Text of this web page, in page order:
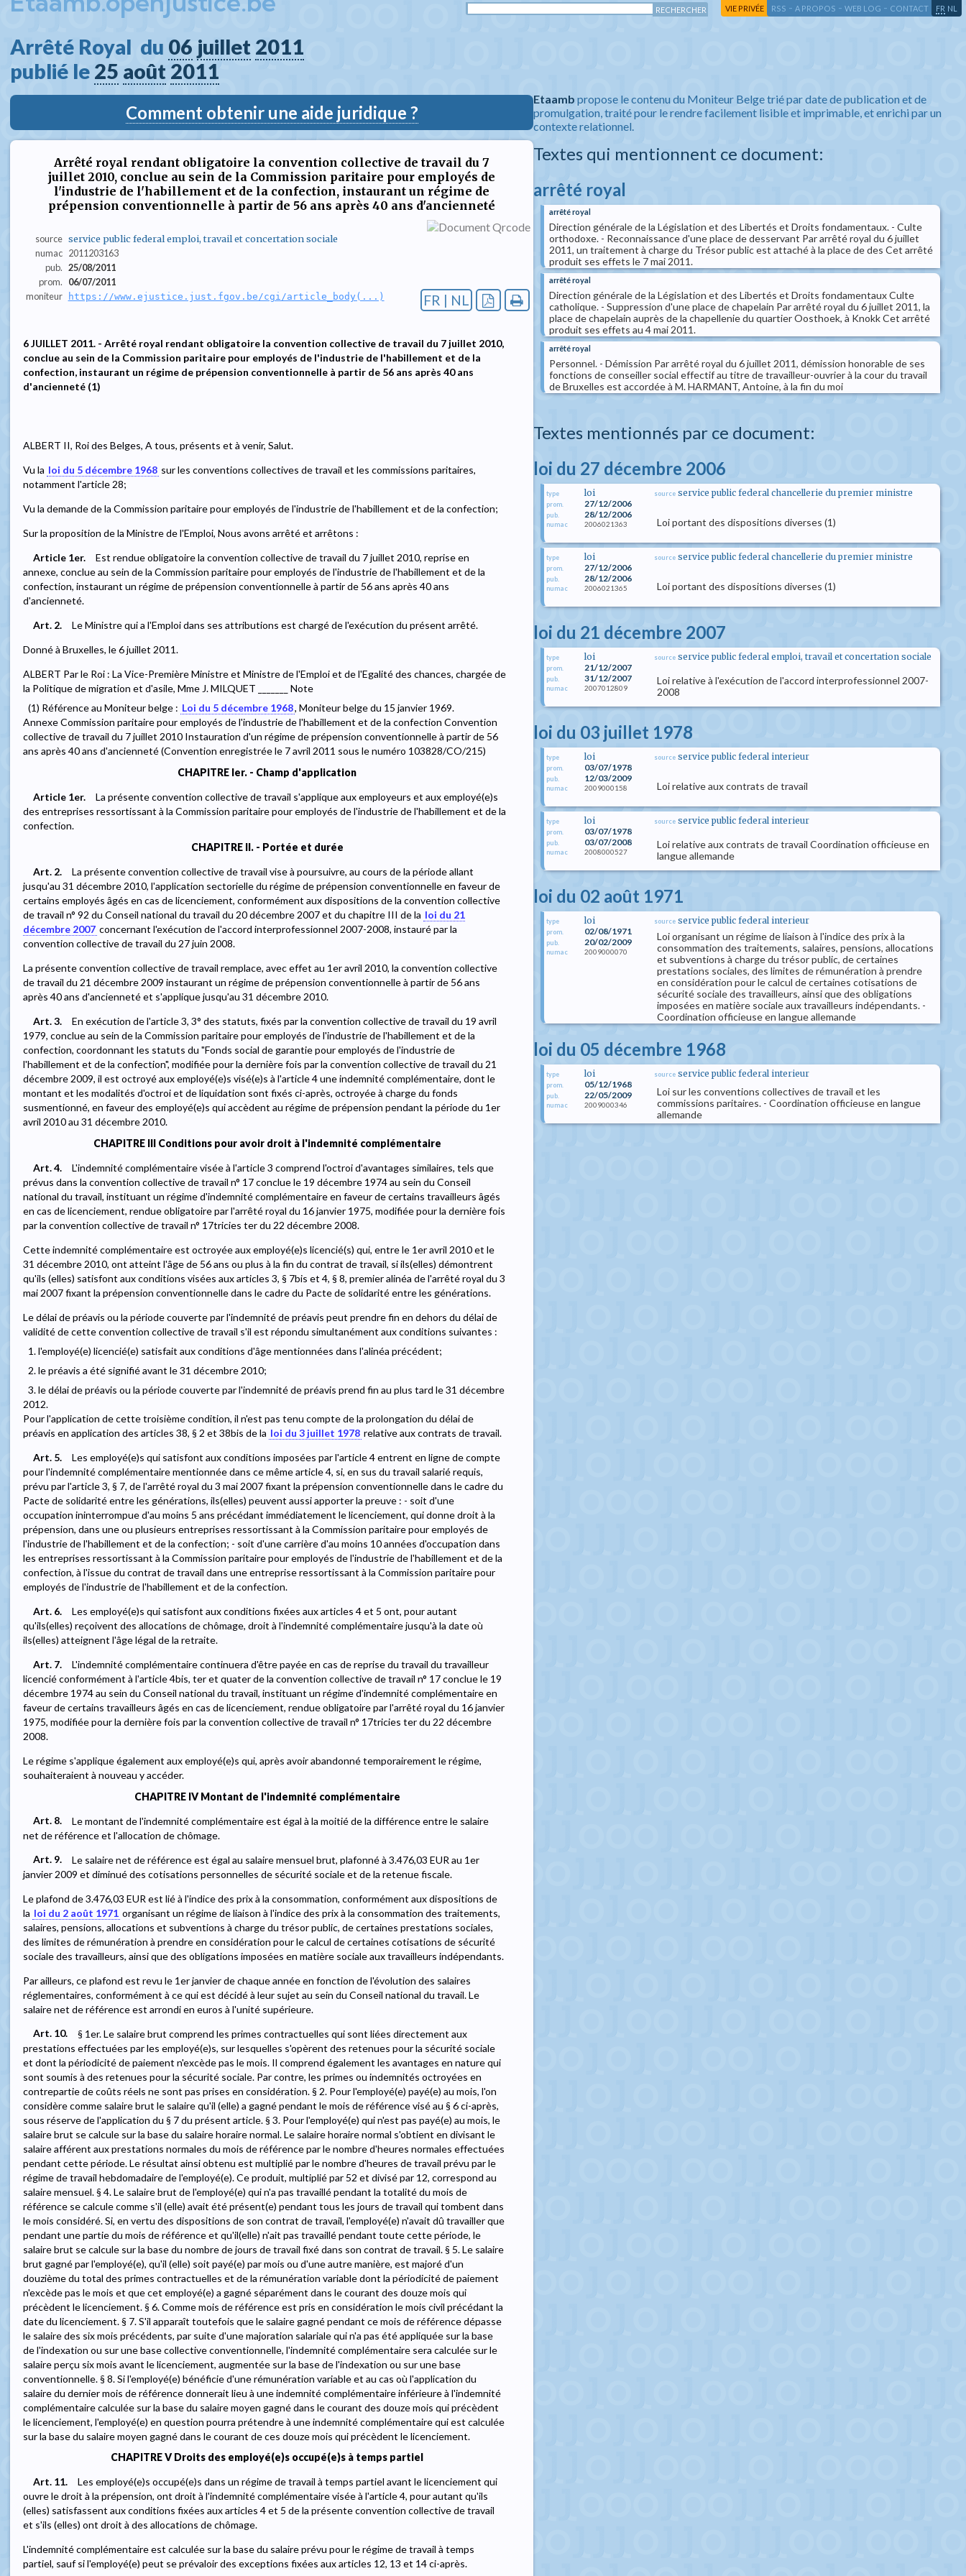
VIE PRIVÉE RSS - A PROPOS - WEB LOG - CONTACT FR NL
Arrêté Royal  du 06 juillet 2011
publié le 25 août 2011
Comment obtenir une aide juridique ?
Arrêté royal rendant obligatoire la convention collective de travail du 7
juillet 2010, conclue au sein de la Commission paritaire pour employés de
l'industrie de l'habillement et de la confection, instaurant un régime de
prépension conventionnelle à partir de 56 ans après 40 ans d'ancienneté
source service public federal emploi, travail et concertation sociale
numac 2011203163
pub. 25/08/2011
prom.
06/07/2011
moniteur
https://www.ejustice.just.fgov.be/cgi/article_body(...) FR | NL
6 JUILLET 2011. - Arrêté royal rendant obligatoire la convention collective de travail du 7 juillet 2010,
conclue au sein de la Commission paritaire pour employés de l'industrie de l'habillement et de la
confection, instaurant un régime de prépension conventionnelle à partir de 56 ans après 40 ans
d'ancienneté (1)
ALBERT II, Roi des Belges, A tous, présents et à venir, Salut.
Vu la loi du 5 décembre 1968 sur les conventions collectives de travail et les commissions paritaires,
notamment l'article 28;
Vu la demande de la Commission paritaire pour employés de l'industrie de l'habillement et de la confection;
Sur la proposition de la Ministre de l'Emploi, Nous avons arrêté et arrêtons :
Article 1er.
Est rendue obligatoire la convention collective de travail du 7 juillet 2010, reprise en
annexe, conclue au sein de la Commission paritaire pour employés de l'industrie de l'habillement et de la
confection, instaurant un régime de prépension conventionnelle à partir de 56 ans après 40 ans
d'ancienneté.
Art. 2.
Le Ministre qui a l'Emploi dans ses attributions est chargé de l'exécution du présent arrêté.
Donné à Bruxelles, le 6 juillet 2011.
ALBERT Par le Roi : La Vice-Première Ministre et Ministre de l'Emploi et de l'Egalité des chances, chargée de
la Politique de migration et d'asile, Mme J. MILQUET _______ Note
(1) Référence au Moniteur belge : Loi du 5 décembre 1968, Moniteur belge du 15 janvier 1969.
Annexe Commission paritaire pour employés de l'industrie de l'habillement et de la confection Convention
collective de travail du 7 juillet 2010 Instauration d'un régime de prépension conventionnelle à partir de 56
ans après 40 ans d'ancienneté (Convention enregistrée le 7 avril 2011 sous le numéro 103828/CO/215)
CHAPITRE Ier. - Champ d'application
Article 1er.
La présente convention collective de travail s'applique aux employeurs et aux employé(e)s
des entreprises ressortissant à la Commission paritaire pour employés de l'industrie de l'habillement et de la
confection.
CHAPITRE II. - Portée et durée
Art. 2.
La présente convention collective de travail vise à poursuivre, au cours de la période allant
jusqu'au 31 décembre 2010, l'application sectorielle du régime de prépension conventionnelle en faveur de
certains employés âgés en cas de licenciement, conformément aux dispositions de la convention collective
de travail n° 92 du Conseil national du travail du 20 décembre 2007 et du chapitre III de la loi du 21
décembre 2007 concernant l'exécution de l'accord interprofessionnel 2007-2008, instauré par la
convention collective de travail du 27 juin 2008.
La présente convention collective de travail remplace, avec effet au 1er avril 2010, la convention collective
de travail du 21 décembre 2009 instaurant un régime de prépension conventionnelle à partir de 56 ans
après 40 ans d'ancienneté et s'applique jusqu'au 31 décembre 2010.
Art. 3.
En exécution de l'article 3, 3° des statuts, fixés par la convention collective de travail du 19 avril
1979, conclue au sein de la Commission paritaire pour employés de l'industrie de l'habillement et de la
confection, coordonnant les statuts du "Fonds social de garantie pour employés de l'industrie de
l'habillement et de la confection", modifiée pour la dernière fois par la convention collective de travail du 21
décembre 2009, il est octroyé aux employé(e)s visé(e)s à l'article 4 une indemnité complémentaire, dont le
montant et les modalités d'octroi et de liquidation sont fixés ci-après, octroyée à charge du fonds
susmentionné, en faveur des employé(e)s qui accèdent au régime de prépension pendant la période du 1er
avril 2010 au 31 décembre 2010.
CHAPITRE III Conditions pour avoir droit à l'indemnité complémentaire
Art. 4.
L'indemnité complémentaire visée à l'article 3 comprend l'octroi d'avantages similaires, tels que
prévus dans la convention collective de travail n° 17 conclue le 19 décembre 1974 au sein du Conseil
national du travail, instituant un régime d'indemnité complémentaire en faveur de certains travailleurs âgés
en cas de licenciement, rendue obligatoire par l'arrêté royal du 16 janvier 1975, modifiée pour la dernière fois
par la convention collective de travail n° 17tricies ter du 22 décembre 2008.
Cette indemnité complémentaire est octroyée aux employé(e)s licencié(s) qui, entre le 1er avril 2010 et le
31 décembre 2010, ont atteint l'âge de 56 ans ou plus à la fin du contrat de travail, si ils(elles) démontrent
qu'ils (elles) satisfont aux conditions visées aux articles 3, § 7bis et 4, § 8, premier alinéa de l'arrêté royal du 3
mai 2007 fixant la prépension conventionnelle dans le cadre du Pacte de solidarité entre les générations.
Le délai de préavis ou la période couverte par l'indemnité de préavis peut prendre fin en dehors du délai de
validité de cette convention collective de travail s'il est répondu simultanément aux conditions suivantes :
1. l'employé(e) licencié(e) satisfait aux conditions d'âge mentionnées dans l'alinéa précédent;
2. le préavis a été signifié avant le 31 décembre 2010;
3. le délai de préavis ou la période couverte par l'indemnité de préavis prend fin au plus tard le 31 décembre
2012.
Pour l'application de cette troisième condition, il n'est pas tenu compte de la prolongation du délai de
préavis en application des articles 38, § 2 et 38bis de la loi du 3 juillet 1978 relative aux contrats de travail.
Art. 5.
Les employé(e)s qui satisfont aux conditions imposées par l'article 4 entrent en ligne de compte
pour l'indemnité complémentaire mentionnée dans ce même article 4, si, en sus du travail salarié requis,
prévu par l'article 3, § 7, de l'arrêté royal du 3 mai 2007 fixant la prépension conventionnelle dans le cadre du
Pacte de solidarité entre les générations, ils(elles) peuvent aussi apporter la preuve : - soit d'une
occupation ininterrompue d'au moins 5 ans précédant immédiatement le licenciement, qui donne droit à la
prépension, dans une ou plusieurs entreprises ressortissant à la Commission paritaire pour employés de
l'industrie de l'habillement et de la confection; - soit d'une carrière d'au moins 10 années d'occupation dans
les entreprises ressortissant à la Commission paritaire pour employés de l'industrie de l'habillement et de la
confection, à l'issue du contrat de travail dans une entreprise ressortissant à la Commission paritaire pour
employés de l'industrie de l'habillement et de la confection.
Art. 6.
Les employé(e)s qui satisfont aux conditions fixées aux articles 4 et 5 ont, pour autant
qu'ils(elles) reçoivent des allocations de chômage, droit à l'indemnité complémentaire jusqu'à la date où
ils(elles) atteignent l'âge légal de la retraite.
Art. 7.
L'indemnité complémentaire continuera d'être payée en cas de reprise du travail du travailleur
licencié conformément à l'article 4bis, ter et quater de la convention collective de travail n° 17 conclue le 19
décembre 1974 au sein du Conseil national du travail, instituant un régime d'indemnité complémentaire en
faveur de certains travailleurs âgés en cas de licenciement, rendue obligatoire par l'arrêté royal du 16 janvier
1975, modifiée pour la dernière fois par la convention collective de travail n° 17tricies ter du 22 décembre
2008.
Le régime s'applique également aux employé(e)s qui, après avoir abandonné temporairement le régime,
souhaiteraient à nouveau y accéder.
CHAPITRE IV Montant de l'indemnité complémentaire
Art. 8.
Le montant de l'indemnité complémentaire est égal à la moitié de la différence entre le salaire
net de référence et l'allocation de chômage.
Art. 9.
Le salaire net de référence est égal au salaire mensuel brut, plafonné à 3.476,03 EUR au 1er
janvier 2009 et diminué des cotisations personnelles de sécurité sociale et de la retenue fiscale.
Le plafond de 3.476,03 EUR est lié à l'indice des prix à la consommation, conformément aux dispositions de
la loi du 2 août 1971 organisant un régime de liaison à l'indice des prix à la consommation des traitements,
salaires, pensions, allocations et subventions à charge du trésor public, de certaines prestations sociales,
des limites de rémunération à prendre en considération pour le calcul de certaines cotisations de sécurité
sociale des travailleurs, ainsi que des obligations imposées en matière sociale aux travailleurs indépendants.
Par ailleurs, ce plafond est revu le 1er janvier de chaque année en fonction de l'évolution des salaires
réglementaires, conformément à ce qui est décidé à leur sujet au sein du Conseil national du travail. Le
salaire net de référence est arrondi en euros à l'unité supérieure.
Art. 10.
§ 1er. Le salaire brut comprend les primes contractuelles qui sont liées directement aux
prestations effectuées par les employé(e)s, sur lesquelles s'opèrent des retenues pour la sécurité sociale
et dont la périodicité de paiement n'excède pas le mois. Il comprend également les avantages en nature qui
sont soumis à des retenues pour la sécurité sociale. Par contre, les primes ou indemnités octroyées en
contrepartie de coûts réels ne sont pas prises en considération. § 2. Pour l'employé(e) payé(e) au mois, l'on
considère comme salaire brut le salaire qu'il (elle) a gagné pendant le mois de référence visé au § 6 ci-après,
sous réserve de l'application du § 7 du présent article. § 3. Pour l'employé(e) qui n'est pas payé(e) au mois, le
salaire brut se calcule sur la base du salaire horaire normal. Le salaire horaire normal s'obtient en divisant le
salaire afférent aux prestations normales du mois de référence par le nombre d'heures normales effectuées
pendant cette période. Le résultat ainsi obtenu est multiplié par le nombre d'heures de travail prévu par le
régime de travail hebdomadaire de l'employé(e). Ce produit, multiplié par 52 et divisé par 12, correspond au
salaire mensuel. § 4. Le salaire brut de l'employé(e) qui n'a pas travaillé pendant la totalité du mois de
référence se calcule comme s'il (elle) avait été présent(e) pendant tous les jours de travail qui tombent dans
le mois considéré. Si, en vertu des dispositions de son contrat de travail, l'employé(e) n'avait dû travailler que
pendant une partie du mois de référence et qu'il(elle) n'ait pas travaillé pendant toute cette période, le
salaire brut se calcule sur la base du nombre de jours de travail fixé dans son contrat de travail. § 5. Le salaire
brut gagné par l'employé(e), qu'il (elle) soit payé(e) par mois ou d'une autre manière, est majoré d'un
douzième du total des primes contractuelles et de la rémunération variable dont la périodicité de paiement
n'excède pas le mois et que cet employé(e) a gagné séparément dans le courant des douze mois qui
précèdent le licenciement. § 6. Comme mois de référence est pris en considération le mois civil précédant la
date du licenciement. § 7. S'il apparaît toutefois que le salaire gagné pendant ce mois de référence dépasse
le salaire des six mois précédents, par suite d'une majoration salariale qui n'a pas été appliquée sur la base
de l'indexation ou sur une base collective conventionnelle, l'indemnité complémentaire sera calculée sur le
salaire perçu six mois avant le licenciement, augmentée sur la base de l'indexation ou sur une base
conventionnelle. § 8. Si l'employé(e) bénéficie d'une rémunération variable et au cas où l'application du
salaire du dernier mois de référence donnerait lieu à une indemnité complémentaire inférieure à l'indemnité
complémentaire calculée sur la base du salaire moyen gagné dans le courant des douze mois qui précèdent
le licenciement, l'employé(e) en question pourra prétendre à une indemnité complémentaire qui est calculée
sur la base du salaire moyen gagné dans le courant de ces douze mois qui précèdent le licenciement.
CHAPITRE V Droits des employé(e)s occupé(e)s à temps partiel
Art. 11.
Les employé(e)s occupé(e)s dans un régime de travail à temps partiel avant le licenciement qui
ouvre le droit à la prépension, ont droit à l'indemnité complémentaire visée à l'article 4, pour autant qu'ils
(elles) satisfassent aux conditions fixées aux articles 4 et 5 de la présente convention collective de travail
et s'ils (elles) ont droit à des allocations de chômage.
L'indemnité complémentaire est calculée sur la base du salaire prévu pour le régime de travail à temps
partiel, sauf si l'employé(e) peut se prévaloir des exceptions fixées aux articles 12, 13 et 14 ci-après.
Etaamb propose le contenu du Moniteur Belge trié par date de publication et de
promulgation, traité pour le rendre facilement lisible et imprimable, et enrichi par un
contexte relationnel.
Textes qui mentionnent ce document:
arrêté royal
arrêté royal
Direction générale de la Législation et des Libertés et Droits fondamentaux. - Culte
orthodoxe. - Reconnaissance d'une place de desservant Par arrêté royal du 6 juillet
2011, un traitement à charge du Trésor public est attaché à la place de des Cet arrêté
produit ses effets le 7 mai 2011.
arrêté royal
Direction générale de la Législation et des Libertés et Droits fondamentaux Culte
catholique. - Suppression d'une place de chapelain Par arrêté royal du 6 juillet 2011, la
place de chapelain auprès de la chapellenie du quartier Oosthoek, à Knokk Cet arrêté
produit ses effets au 4 mai 2011.
arrêté royal
Personnel. - Démission Par arrêté royal du 6 juillet 2011, démission honorable de ses
fonctions de conseiller social effectif au titre de travailleur-ouvrier à la cour du travail
de Bruxelles est accordée à M. HARMANT, Antoine, à la fin du moi
Textes mentionnés par ce document:
loi du 27 décembre 2006
type loi
prom. 27/12/2006
pub. 28/12/2006
numac 2006021363
source service public federal chancellerie du premier ministre
Loi portant des dispositions diverses (1)
type loi
prom. 27/12/2006
pub. 28/12/2006
numac 2006021365
source service public federal chancellerie du premier ministre
Loi portant des dispositions diverses (1)
loi du 21 décembre 2007
type loi
prom. 21/12/2007
pub. 31/12/2007
numac 2007012809
source service public federal emploi, travail et concertation sociale
Loi relative à l'exécution de l'accord interprofessionnel 2007-
2008
loi du 03 juillet 1978
type loi
prom. 03/07/1978
pub. 12/03/2009
numac 2009000158
source service public federal interieur
Loi relative aux contrats de travail
type loi
prom. 03/07/1978
pub. 03/07/2008
numac 2008000527
source service public federal interieur
Loi relative aux contrats de travail Coordination officieuse en
langue allemande
loi du 02 août 1971
type loi
prom. 02/08/1971
pub. 20/02/2009
numac 2009000070
source service public federal interieur
Loi organisant un régime de liaison à l'indice des prix à la
consommation des traitements, salaires, pensions, allocations
et subventions à charge du trésor public, de certaines
prestations sociales, des limites de rémunération à prendre
en considération pour le calcul de certaines cotisations de
sécurité sociale des travailleurs, ainsi que des obligations
imposées en matière sociale aux travailleurs indépendants. -
Coordination officieuse en langue allemande
loi du 05 décembre 1968
type loi
prom. 05/12/1968
pub. 22/05/2009
numac 2009000346
source service public federal interieur
Loi sur les conventions collectives de travail et les
commissions paritaires. - Coordination officieuse en langue
allemande